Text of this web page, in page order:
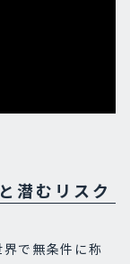
潜むリスク
で無条件に称